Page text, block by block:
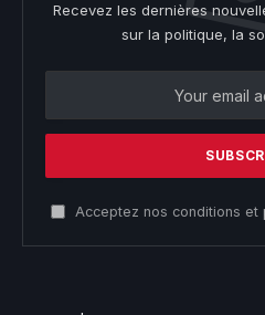
Recevez les dernières
sur la politique, la
Acceptez nos conditions et